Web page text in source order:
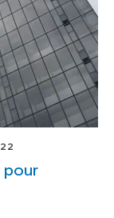
pour